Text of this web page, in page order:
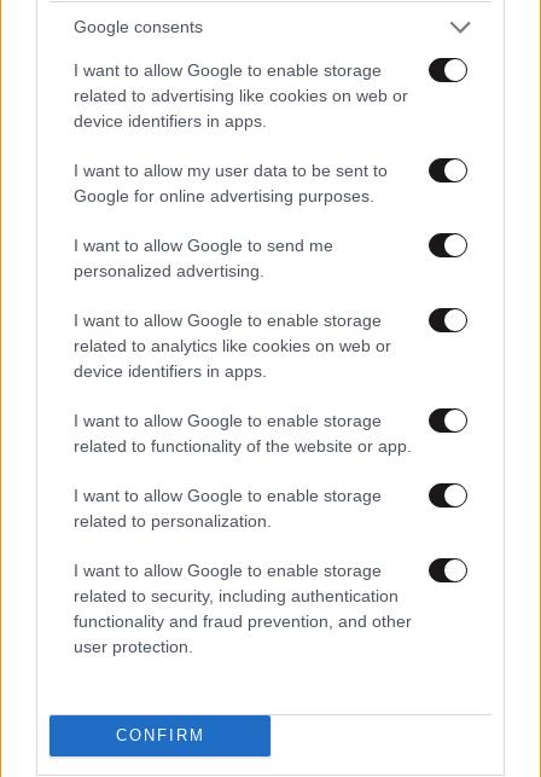
Google consents
I want to allow Google to enable storage
related to advertising like cookies on web or
device identifiers in apps.
I want to allow my user data to be sent to
Google for online advertising purposes.
I want to allow Google to send me
personalized advertising.
I want to allow Google to enable storage
related to analytics like cookies on web or
device identifiers in apps.
I want to allow Google to enable storage
related to functionality of the website or app.
I want to allow Google to enable storage
related to personalization.
I want to allow Google to enable storage
related to security, including authentication
functionality and fraud prevention, and other
user protection.
CONFIRM
Αμαλία Κωστοπούλου: Γαμήλιο ταξίδι με τον
Τζέικ Μέντγουελ στην Ιταλία – Island hopping
με σκάφος σε Πόντσα και Ίσκια